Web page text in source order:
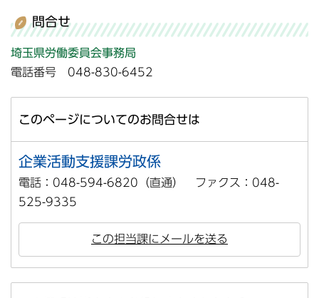
問合せ
埼玉県労働委員会事務局
電話番号 048-830-6452
このページについてのお問合せは
企業活動支援課労政係
電話：048-594-6820（直通） ファクス：048-
525-9335
この担当課にメールを送る